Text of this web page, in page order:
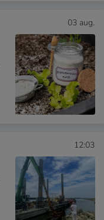
03 aug.
12:03